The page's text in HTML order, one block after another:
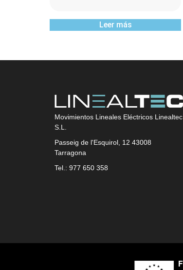
Leer más
Movimientos Lineales Eléctricos Linealtec
S.L.
Passeig de l'Esquirol, 12 43008
Tarragona
Tel.: 977 650 358